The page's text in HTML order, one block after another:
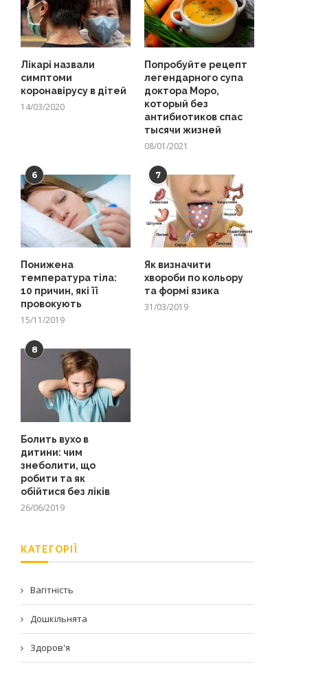
Лікарі назвали
симптоми
коронавірусу в дітей
14/03/2020
Попробуйте рецепт
легендарного супа
доктора Моро,
который без
антибиотиков спас
тысячи жизней
08/01/2021
6
Понижена
температура тіла:
10 причин, які її
провокують
15/11/2019
7
Як визначити
хвороби по кольору
та формі язика
31/03/2019
8
Болить вухо в
дитини: чим
знеболити, що
робити та як
обійтися без ліків
26/06/2019
КАТЕГОРІЇ
Вагітність
Дошкільнята
Здоров'я